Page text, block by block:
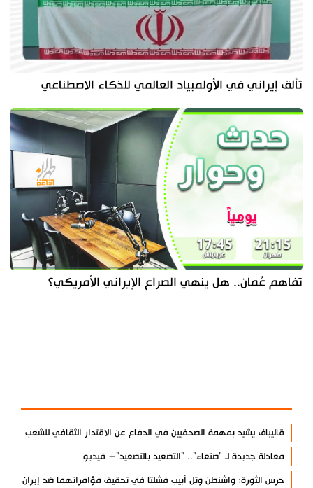
تألق إيراني في الأولمبياد العالمي للذكاء الاصطناعي
تفاهم عُمان.. هل ينهي الصراع الإيراني الأمريكي؟
قاليباف يشيد بمهمة الصحفيين في الدفاع عن الاقتدار الثقافي للشعب
معادلة جديدة لـ "صنعاء".. "التصعيد بالتصعيد"+ فيديو
حرس الثورة: واشنطن وتل أبيب فشلتا في تحقيق مؤامراتهما ضد إيران